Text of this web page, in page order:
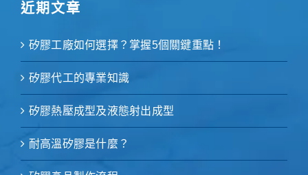
近期文章
矽膠工廠如何選擇？掌握5個關鍵重點！
矽膠代工的專業知識
矽膠熱壓成型及液態射出成型
耐高溫矽膠是什麼？